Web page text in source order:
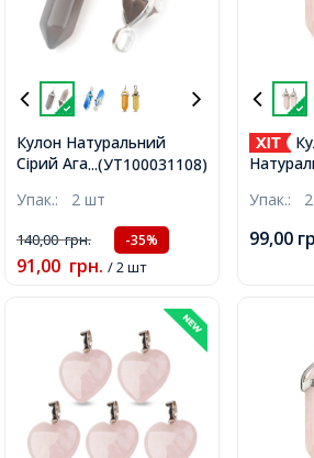
...(УТ100031108)
Кулон Натуральний
Сірий Агат,
Фурнітура зі Сплаву,
Колір: Платна, 37-
40х12мм, Отвір 3х4мм,
Упак.: 2 шт
140,00грн. -35%
91,00 грн. / 2 шт
Отвір
Упак.:
99,00